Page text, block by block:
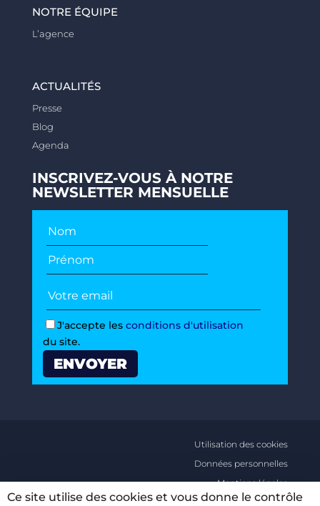
NOTRE ÉQUIPE
L’agence
ACTUALITÉS
Presse
Blog
Agenda
INSCRIVEZ-VOUS À NOTRE
NEWSLETTER MENSUELLE
J'accepte les conditions d'utilisation
du site.
Utilisation des cookies
Données personnelles
Mentions légales
Conditions générales d’utilisations
Ce site utilise des cookies et vous donne le contrôle